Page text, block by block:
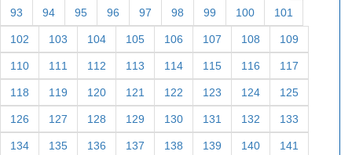
93 94 95 96 97 98 99 100 101
102 103 104 105 106 107 108 109
110 111 112 113 114 115 116 117
118 119 120 121 122 123 124 125
126 127 128 129 130 131 132 133
134 135 136 137 138 139 140 141